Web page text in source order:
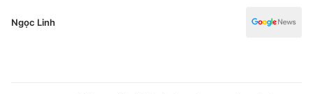
Đời sống
Ngọc Linh